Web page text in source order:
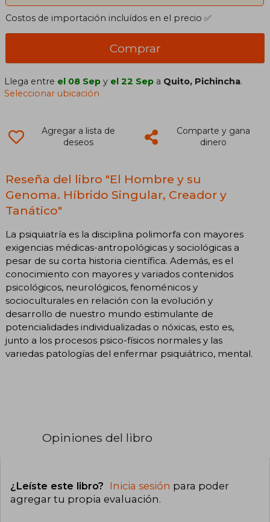
Costos de importación incluídos en el precio ✅
Comprar
Llega entre el 08 Sep y el 22 Sep a Quito, Pichincha.
Seleccionar ubicación
Agregar a lista de
deseos
Comparte y gana
dinero
Reseña del libro "El Hombre y su
Genoma. Híbrido Singular, Creador y
Tanático"
La psiquiatría es la disciplina polimorfa con mayores
exigencias médicas-antropológicas y sociológicas a
pesar de su corta historia científica. Además, es el
conocimiento con mayores y variados contenidos
psicológicos, neurológicos, fenoménicos y
socioculturales en relación con la evolución y
desarrollo de nuestro mundo estimulante de
potencialidades individualizadas o nóxicas, esto es,
junto a los procesos psico-físicos normales y las
variedas patologías del enfermar psiquiátrico, mental.
Opiniones del libro
¿Leíste este libro? Inicia sesión para poder
agregar tu propia evaluación.